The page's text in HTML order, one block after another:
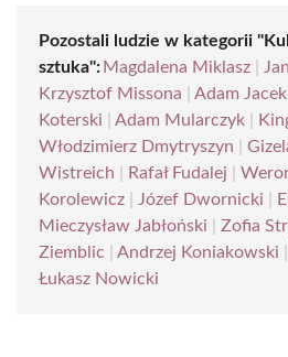
Pozostali ludzie w kategorii
sztuka": Magdalena Miklasz
Krzysztof Missona
Adam
Koterski
Adam Mularczyk
Włodzimierz Dmytryszyn
Wistreich
Rafał Fudalej
Korolewicz
Józef Dwornicki
Mieczysław Jabłoński
Zofia
Ziemblic
Andrzej Koniakowski
Łukasz Nowicki